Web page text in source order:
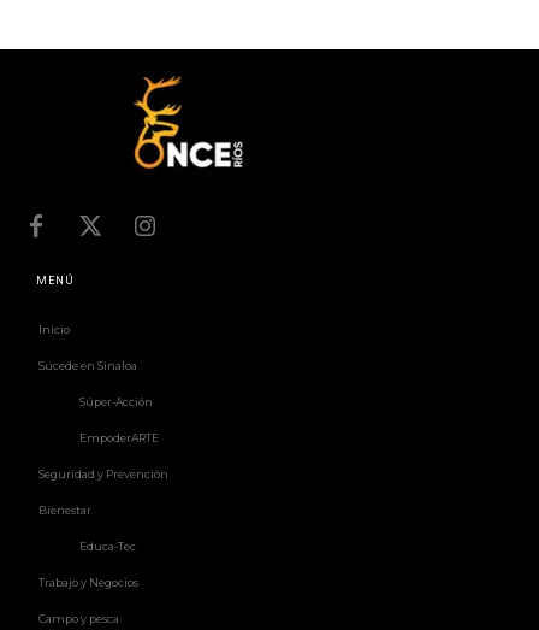
MENÚ
Inicio
Sucede en Sinaloa
Súper-Acción
EmpoderARTE
Seguridad y Prevención
Bienestar
Educa-Tec
Trabajo y Negocios
Campo y pesca